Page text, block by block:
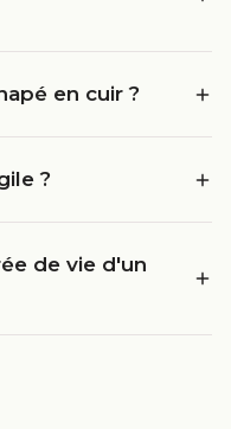
en cuir ?
?
de vie d'un